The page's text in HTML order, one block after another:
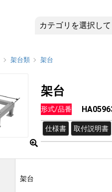
架台類 架台
架台
形式/品番
仕様書 取付説明書
架台